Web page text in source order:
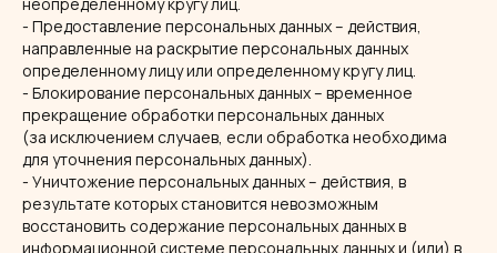
- Предоставление персональных данных – действия,
направленные на раскрытие персональных данных
определенному лицу или определенному кругу лиц.
- Блокирование персональных данных – временное
прекращение обработки персональных данных
(за исключением случаев, если обработка необходима
для уточнения персональных данных).
- Уничтожение персональных данных – действия, в
результате которых становится невозможным
восстановить содержание персональных данных в
информационной системе персональных данных и (или) в